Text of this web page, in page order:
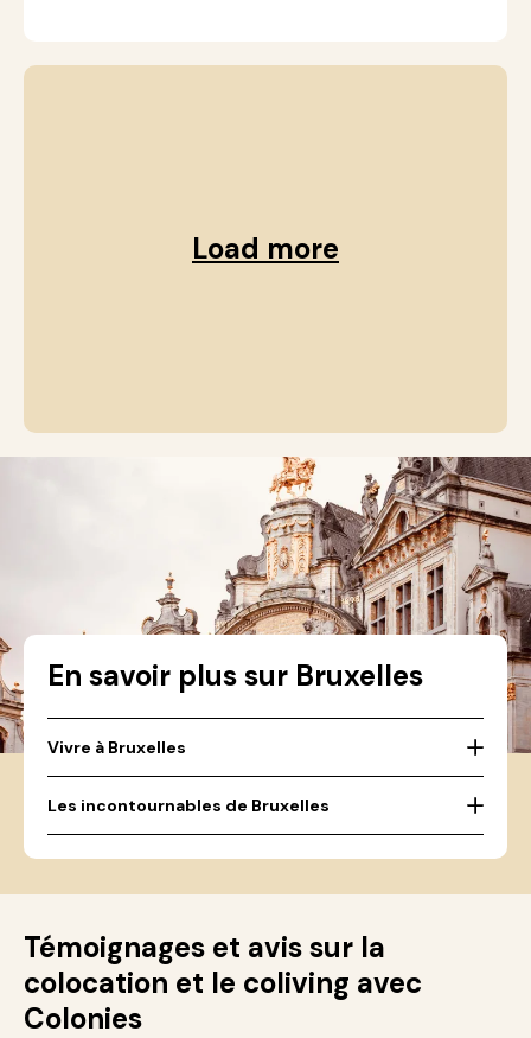
Load more
En savoir plus sur Bruxelles
Vivre à Bruxelles
Les incontournables de Bruxelles
Témoignages et avis sur la
colocation et le coliving avec
Colonies